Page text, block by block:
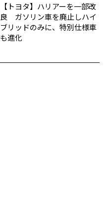
【トヨタ】ハリアーを一部改
良 ガソリン車を廃止しハイ
ブリッドのみに、特別仕様車
も進化